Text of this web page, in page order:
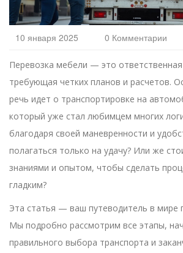
10 января 2025 0 Комментарии
Перевозка мебели — это ответственная
требующая четких планов и расчетов.
речь идет о транспортировке на
который уже стал любимцем многих
благодаря своей маневренности и
полагаться только на удачу? Или же
знаниями и опытом, чтобы сделать
гладким?
Эта статья — ваш путеводитель в мире
Мы подробно рассмотрим все этапы,
правильного выбора транспорта и